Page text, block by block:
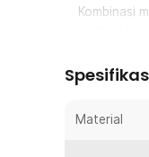
Kombinasi
Nyaman
Material